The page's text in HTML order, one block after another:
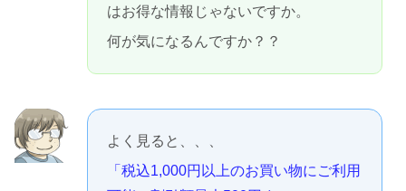
はお得な情報じゃないですか。
何が気になるんですか？？
よく見ると、、、
「税込1,000円以上のお買い物にご利用